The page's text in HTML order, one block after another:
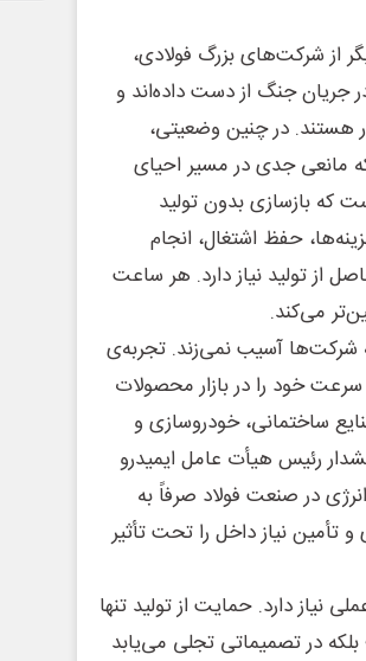
از شرکت‌های بزرگ فولادی،
جریان جنگ از دست داده‌اند و
هستند. در چنین وضعیتی،
مانعی جدی در مسیر احیای
بازسازی بدون تولید
حفظ اشتغال، انجام
از تولید نیاز دارد. هر ساعت
می‌کند.
شرکت‌ها آسیب نمی‌زند. تجربه‌ی
سرعت خود را در بازار محصولات
ساختمانی، خودروسازی و
رئیس هیأت عامل ایمیدرو
در صنعت فولاد صرفاً به
تأمین نیاز داخل را تحت تأثیر
نیاز دارد. حمایت از تولید تنها
در تصمیماتی تجلی می‌یابد